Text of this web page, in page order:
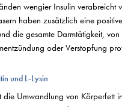
wengier Insulin verabreicht
haben zusätzlich eine
die gesamte Darmtätigkeit, von
oder Verstopfung
und L-Lysin
die Umwandlung von Körperfett